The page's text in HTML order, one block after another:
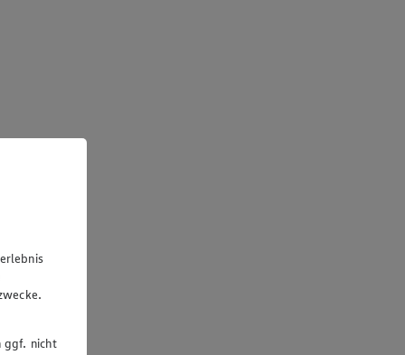
ggf. nicht